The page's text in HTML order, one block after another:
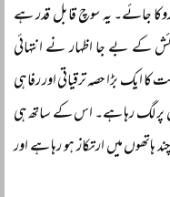
جائے۔ یہ سوچ قابل قدر ہے
کے بے جا اظہار نے انتہائی
ایک بڑا حصہ ترقیاتی اور رفاہی
پر لگ رہا ہے۔ اس کے ساتھ ہی
ہاتھوں میں ارتکاز ہو رہا ہے اور